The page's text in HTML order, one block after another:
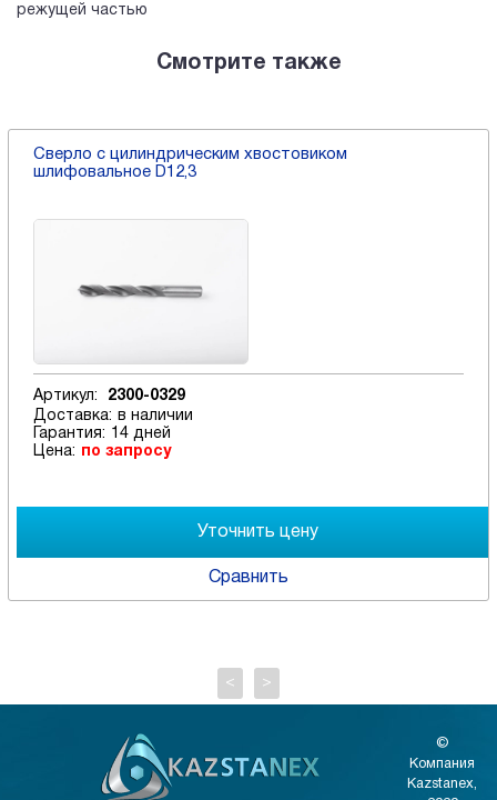
режущей частью
Смотрите также
Сверло с цилиндрическим хвостовиком
шлифовальное D12,3
Артикул:
2300-0329
Доставка:
в наличии
Гарантия:
14 дней
Цена:
по запросу
Сравнить
< >
©
Компания
Kazstanex,